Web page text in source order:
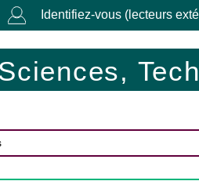
Identifiez-vous (lecteurs